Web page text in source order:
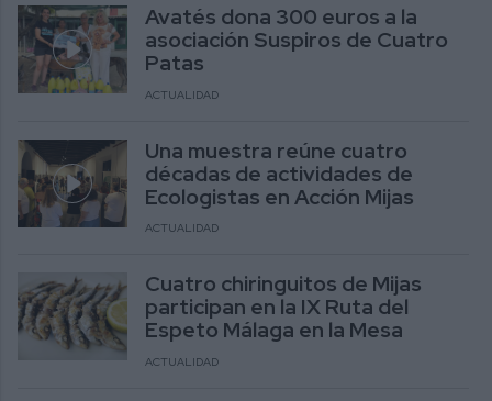
Avatés dona 300 euros a la
asociación Suspiros de Cuatro
Patas
ACTUALIDAD
Una muestra reúne cuatro
décadas de actividades de
Ecologistas en Acción Mijas
ACTUALIDAD
Cuatro chiringuitos de Mijas
participan en la IX Ruta del
Espeto Málaga en la Mesa
ACTUALIDAD